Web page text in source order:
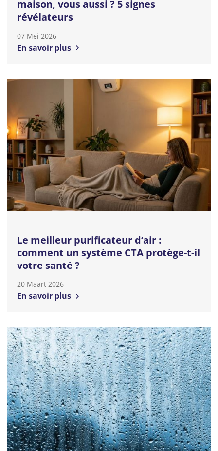
maison, vous aussi ? 5 signes
révélateurs
07 Mei 2026
En savoir plus
Le meilleur purificateur d’air :
comment un système CTA protège-t-il
votre santé ?
20 Maart 2026
En savoir plus